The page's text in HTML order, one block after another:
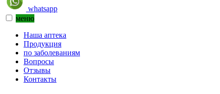
whatsapp
меню
Наша аптека
Продукция
по заболеваниям
Вопросы
Отзывы
Контакты